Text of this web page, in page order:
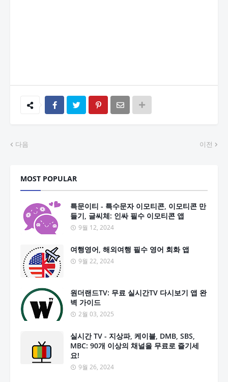
다음 이전
MOST POPULAR
특문이티 - 특수문자 이모티콘, 이모티콘 만
들기, 글씨체: 인싸 필수 이모티콘 앱
9월 12, 2024
여행영어, 해외여행 필수 영어 회화 앱
9월 22, 2024
원더랜드TV: 무료 실시간TV 다시보기 앱 완
벽 가이드
2월 03, 2025
실시간 TV - 지상파, 케이블, DMB, SBS,
MBC: 90개 이상의 채널을 무료로 즐기세
요!
9월 26, 2024